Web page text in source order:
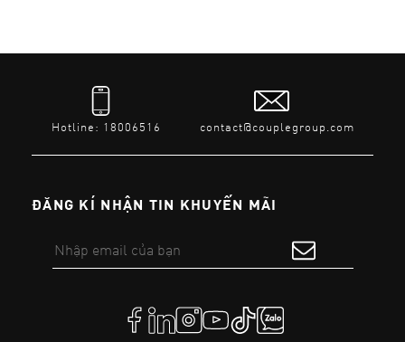
Hotline: 18006516 contact@couplegroup.com
ĐĂNG KÍ NHẬN TIN KHUYẾN MÃI